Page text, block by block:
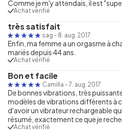
Comme je m'y attendais, il est
Achat vérifié
très satisfait
sag - 8. aug. 2017
Enfin, ma femme a un orgasme à
mariés depuis 44 ans.
Achat vérifié
Bon et facile
Camilla - 7. aug. 2017
De bonnes vibrations, très
modèles de vibrations différents à
d'avoir un vibrateur rechargeable
résumé, exactement ce que je
Achat vérifié